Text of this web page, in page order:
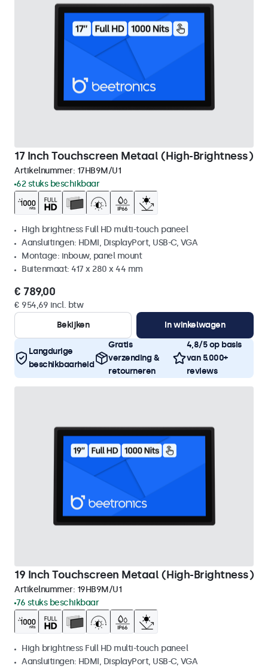
17 Inch Touchscreen Metaal (High-Brightness)
Artikelnummer: 17HB9M/U1
62 stuks beschikbaar
High brightness Full HD multi-touch paneel
Aansluitingen: HDMI, DisplayPort, USB-C, VGA
Montage: inbouw, panel mount
Buitenmaat: 417 x 280 x 44 mm
€ 789,00
€ 954,69 incl. btw
Bekijken
In winkelwagen
Langdurige
beschikbaarheid
Gratis
verzending &
retourneren
4,8/5 op basis
van 5.000+
reviews
19 Inch Touchscreen Metaal (High-Brightness)
Artikelnummer: 19HB9M/U1
76 stuks beschikbaar
High brightness Full HD multi-touch paneel
Aansluitingen: HDMI, DisplayPort, USB-C, VGA